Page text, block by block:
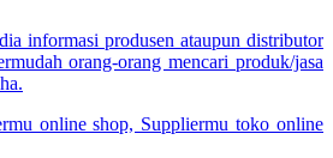
informasi produsen ataupun distributor
orang-orang mencari produk/jasa
online shop, Suppliermu toko online